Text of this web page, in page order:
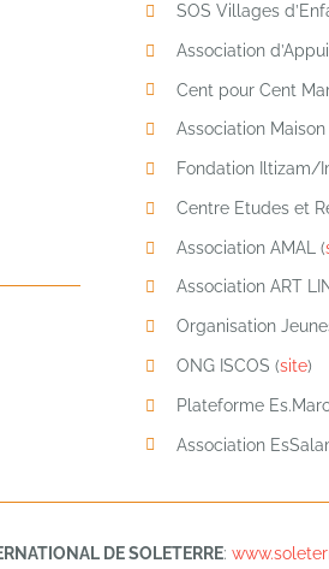
SOS Villages
Association
Cent pour Cent
Association Maison
Fondation Iltizam/
Centre Etudes et
Association AMAL (
Association ART
Organisation
ONG ISCOS (site)
Plateforme
Association
DE SOLETERRE: